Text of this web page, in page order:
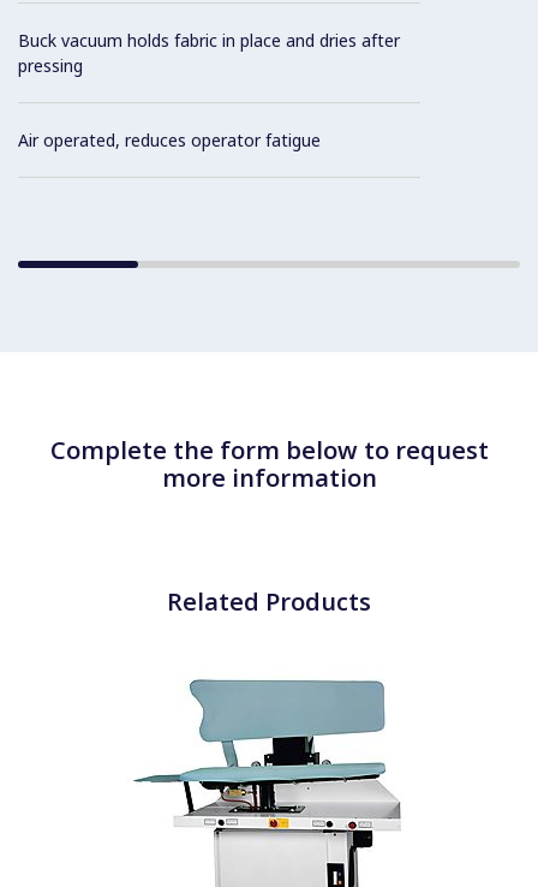
Buck vacuum holds fabric in place and dries after
pressing
Air operated, reduces operator fatigue
Complete the form below to request
more information
Related Products